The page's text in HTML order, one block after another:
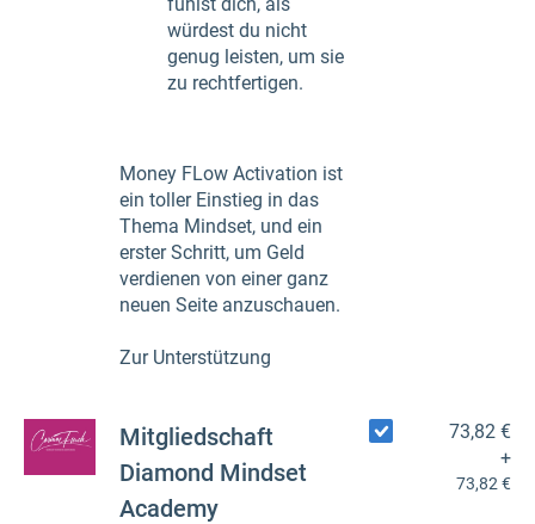
würdest du nicht
genug leisten, um sie
zu rechtfertigen.
Money FLow Activation ist
ein toller Einstieg in das
Thema Mindset, und ein
erster Schritt, um Geld
verdienen von einer ganz
neuen Seite anzuschauen.
Zur Unterstützung
Mitgliedschaft
Diamond Mindset
Academy
73,82 €
+
73,82 €